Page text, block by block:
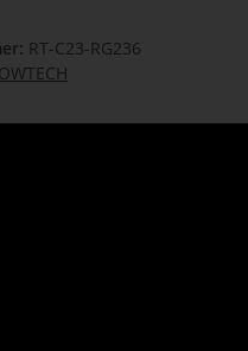
RT-C23-RG236